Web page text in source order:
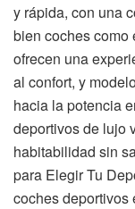
y rápida, con una
bien coches como
ofrecen una
al confort, y
hacia la potencia
deportivos de lujo
habitabilidad sin
para Elegir Tu
coches deportivos